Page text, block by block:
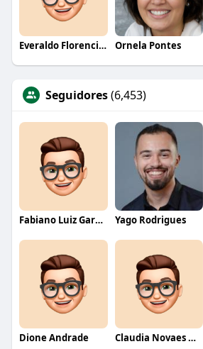
Everaldo Florencio De Melo Ornela Pontes
Seguidores(6,453)
Fabiano Luiz Garcia Yago Rodrigues
Dione Andrade Claudia Novaes Novaes